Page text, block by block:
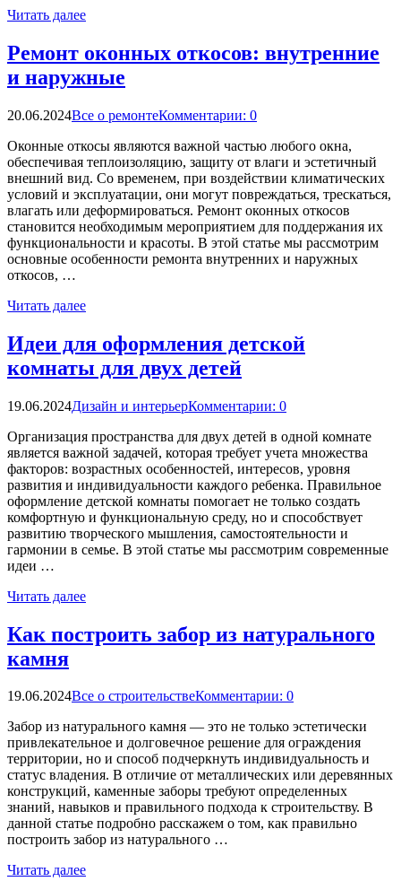
Читать далее
Ремонт оконных откосов: внутренние
и наружные
20.06.2024Все о ремонтеКомментарии: 0
Оконные откосы являются важной частью любого окна,
обеспечивая теплоизоляцию, защиту от влаги и эстетичный
внешний вид. Со временем, при воздействии климатических
условий и эксплуатации, они могут повреждаться, трескаться,
влагать или деформироваться. Ремонт оконных откосов
становится необходимым мероприятием для поддержания их
функциональности и красоты. В этой статье мы рассмотрим
основные особенности ремонта внутренних и наружных
откосов, …
Читать далее
Идеи для оформления детской
комнаты для двух детей
19.06.2024Дизайн и интерьерКомментарии: 0
Организация пространства для двух детей в одной комнате
является важной задачей, которая требует учета множества
факторов: возрастных особенностей, интересов, уровня
развития и индивидуальности каждого ребенка. Правильное
оформление детской комнаты помогает не только создать
комфортную и функциональную среду, но и способствует
развитию творческого мышления, самостоятельности и
гармонии в семье. В этой статье мы рассмотрим современные
идеи …
Читать далее
Как построить забор из натурального
камня
19.06.2024Все о строительствеКомментарии: 0
Забор из натурального камня — это не только эстетически
привлекательное и долговечное решение для ограждения
территории, но и способ подчеркнуть индивидуальность и
статус владения. В отличие от металлических или деревянных
конструкций, каменные заборы требуют определенных
знаний, навыков и правильного подхода к строительству. В
данной статье подробно расскажем о том, как правильно
построить забор из натурального …
Читать далее